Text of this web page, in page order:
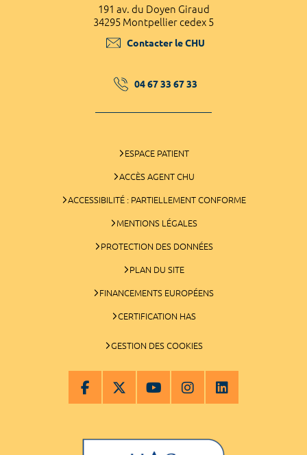
191 av. du Doyen Giraud
34295 Montpellier cedex 5
Contacter le CHU
04 67 33 67 33
ESPACE PATIENT
ACCÈS AGENT CHU
ACCESSIBILITÉ : PARTIELLEMENT CONFORME
MENTIONS LÉGALES
PROTECTION DES DONNÉES
PLAN DU SITE
FINANCEMENTS EUROPÉENS
CERTIFICATION HAS
GESTION DES COOKIES